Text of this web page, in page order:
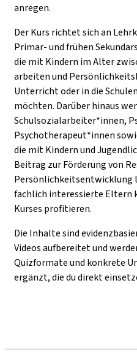
anregen.
Der Kurs richtet sich an
Primar- und frühen
die mit Kindern im Alter
arbeiten und
Unterricht oder in die
möchten. Darüber hinaus
Schulsozialarbeiter*innen,
Psychotherapeut*innen
die mit Kindern und
Beitrag zur Förderung von
Persönlichkeitsentwicklung
fachlich interessierte Eltern
Kurses profitieren.
Die Inhalte sind
Videos aufbereitet und
Quizformate und konkrete
ergänzt, die du direkt